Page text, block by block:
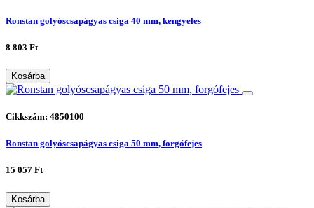
Ronstan golyóscsapágyas csiga 40 mm, kengyeles
8 803 Ft
Kosárba
Cikkszám: 4850100
Ronstan golyóscsapágyas csiga 50 mm, forgófejes
15 057 Ft
Kosárba